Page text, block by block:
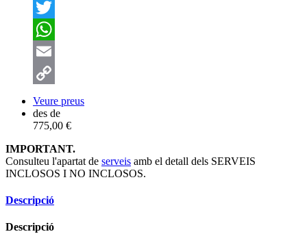
Facebook
Twitter
WhatsApp
Email
Copy
Link
Veure preus
des de
775,00 €
IMPORTANT.
Consulteu l'apartat de serveis amb el detall dels SERVEIS
INCLOSOS I NO INCLOSOS.
Descripció
Descripció